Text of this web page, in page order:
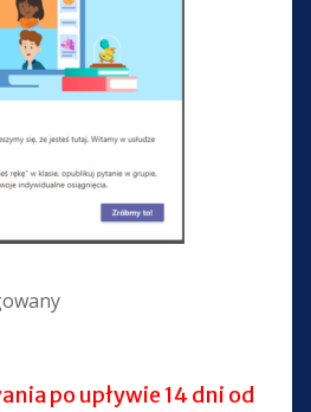
po upływie 14 dni od